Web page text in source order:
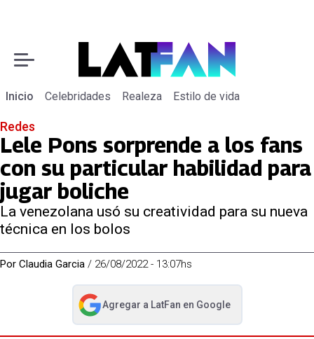
Inicio Celebridades Realeza Estilo de vida
Redes
Lele Pons sorprende a los fans
con su particular habilidad para
jugar boliche
La venezolana usó su creatividad para su nueva
técnica en los bolos
Por Claudia Garcia / 26/08/2022 - 13:07hs
Agregar a LatFan en Google
abre en nueva pestaña